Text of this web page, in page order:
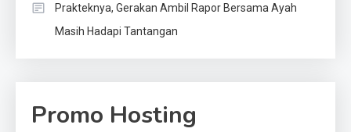
Prakteknya, Gerakan Ambil Rapor Bersama Ayah
Masih Hadapi Tantangan
Promo Hosting